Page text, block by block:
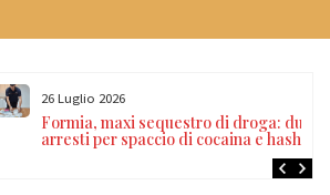
26 Luglio 2026
Formia, maxi sequestro di droga: due
arresti per spaccio di cocaina e hashish